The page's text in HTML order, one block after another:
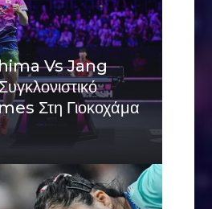
Vs Jang
Στη Γιοκοχάμα